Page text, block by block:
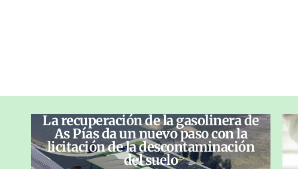
La recuperación de la gasolinera de
As Pías da un nuevo paso con la
licitación de la descontaminación
del suelo